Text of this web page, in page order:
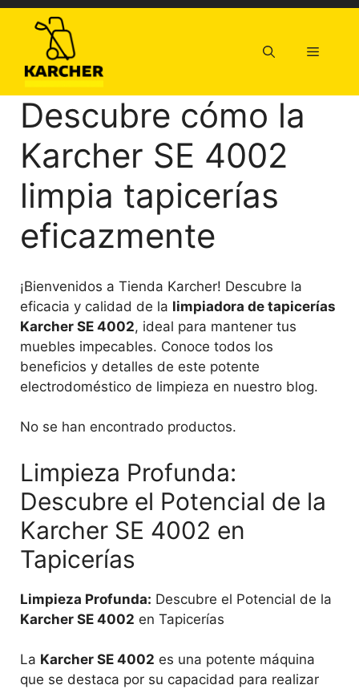
Saltar
contenido
Menú
Descubre cómo la
Karcher SE 4002
limpia tapicerías
eficazmente
¡Bienvenidos a Tienda Karcher! Descubre la
eficacia y calidad de la limpiadora de tapicerías
Karcher SE 4002, ideal para mantener tus
muebles impecables. Conoce todos los
beneficios y detalles de este potente
electrodoméstico de limpieza en nuestro blog.
No se han encontrado productos.
Limpieza Profunda:
Descubre el Potencial de la
Karcher SE 4002 en
Tapicerías
Limpieza Profunda: Descubre el Potencial de la
Karcher SE 4002 en Tapicerías
La Karcher SE 4002 es una potente máquina
que se destaca por su capacidad para realizar